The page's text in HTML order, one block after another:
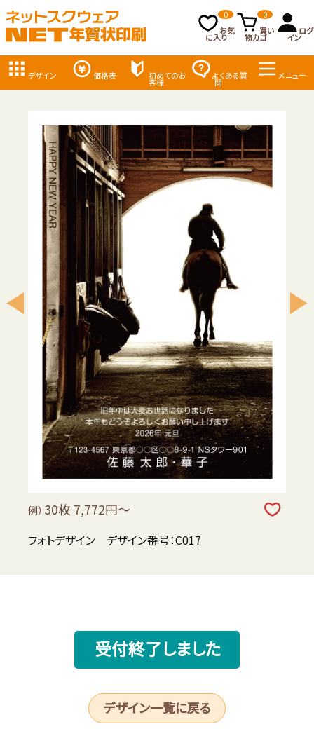
お気
に入り
0
買い
物カゴ
0
ログ
イン
デザイン 価格表 初めてのお
客様
よくある質
問
メニュー
例） 30枚 7,772円～
フォトデザイン デザイン番号：C017
受付終了しました
デザイン一覧に戻る